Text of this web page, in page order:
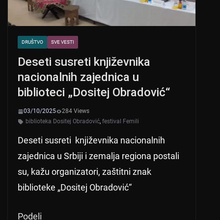
DRUŠTVO SVE VESTI
Deseti susreti književnika
nacionalnih zajednica u
biblioteci „Dositej Obradović“
03/10/2025
284 Views
biblioteka Dositej Obradović, festival Femili
Deseti susreti književnika nacionalnih
zajednica u Srbiji i zemalja regiona postali
su, kažu organizatori, zaštitni znak
biblioteke „Dositej Obradović“
Podeli